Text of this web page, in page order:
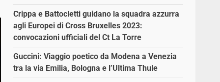
Crippa e Battocletti guidano la squadra azzurra
agli Europei di Cross Bruxelles 2023:
convocazioni ufficiali del Ct La Torre
Guccini: Viaggio poetico da Modena a Venezia
tra la via Emilia, Bologna e l’Ultima Thule